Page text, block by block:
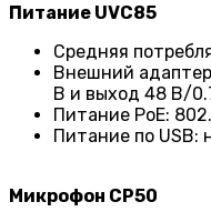
Питание UVC85
Средняя
Внешний
В и выход 48 В/
Питание PoE:
Питание по USB:
Микрофон CP50